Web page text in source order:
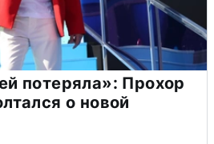
потеряла»: Прохор
о новой